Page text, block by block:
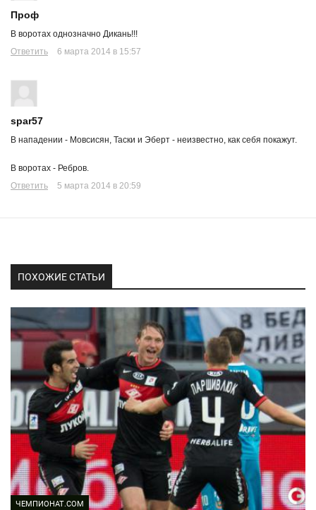
Проф
В воротах однозначно Дикань!!!
Ответить
6 марта 2014 в 15:57
spar57
В нападении - Мовсисян, Таски и Эберт - неизвестно, как себя покажут.
В воротах - Ребров.
Ответить
5 марта 2014 в 20:59
ПОХОЖИЕ СТАТЬИ
ЧЕМПИОНАТ.COM